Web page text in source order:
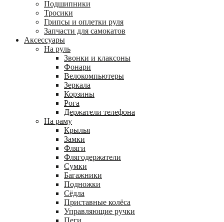
Подшипники
Тросики
Грипсы и оплетки руля
Запчасти для самокатов
Аксессуары
На руль
Звонки и клаксоны
Фонари
Велокомпьютеры
Зеркала
Корзины
Рога
Держатели телефона
На раму
Крылья
Замки
Фляги
Флягодержатели
Сумки
Багажники
Подножки
Сёдла
Приставные колёса
Управляющие ручки
Пеги